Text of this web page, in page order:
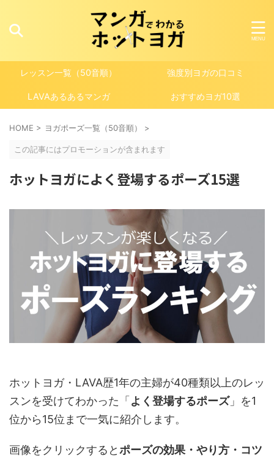
レッスン一覧（50音順） 強度別ヨガの口コミ
LAVAあるあるマンガ おすすめヨガ10選
HOME > ヨガポーズ一覧（50音順） >
この記事にはプロモーションが含まれます
ホットヨガによく登場するポーズ15選
ホットヨガ・LAVA歴1年の主婦が40種類以上のレッ
スンを受けてわかった「 よく登場するポーズ」を1
位から15位まで一気に紹介します。
画像をクリックするとポーズの効果・やり方・コツ